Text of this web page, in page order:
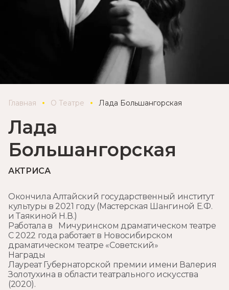
Главная О Театре Лада Большангорская
Лада
Большангорская
АКТРИСА
Окончила Алтайский государственный институт
культуры в 2021 году (Мастерская Шангиной Е.Ф.
и Таякиной Н.В.)
Работала в Мичуринском драматическом театре
С 2022 года работает в Новосибирском
драматическом театре «Советский»
Награды
Лауреат Губернаторской премии имени Валерия
Золотухина в области театрального искусства
(2020).